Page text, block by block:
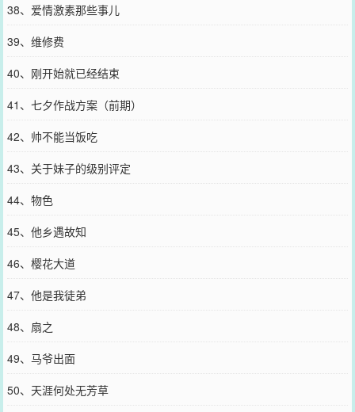
38、爱情激素那些事儿
39、维修费
40、刚开始就已经结束
41、七夕作战方案（前期）
42、帅不能当饭吃
43、关于妹子的级别评定
44、物色
45、他乡遇故知
46、樱花大道
47、他是我徒弟
48、扇之
49、马爷出面
50、天涯何处无芳草